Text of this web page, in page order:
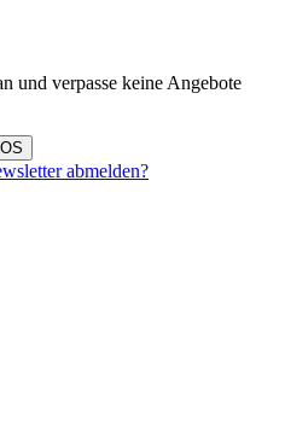
und verpasse keine Angebote
abmelden?